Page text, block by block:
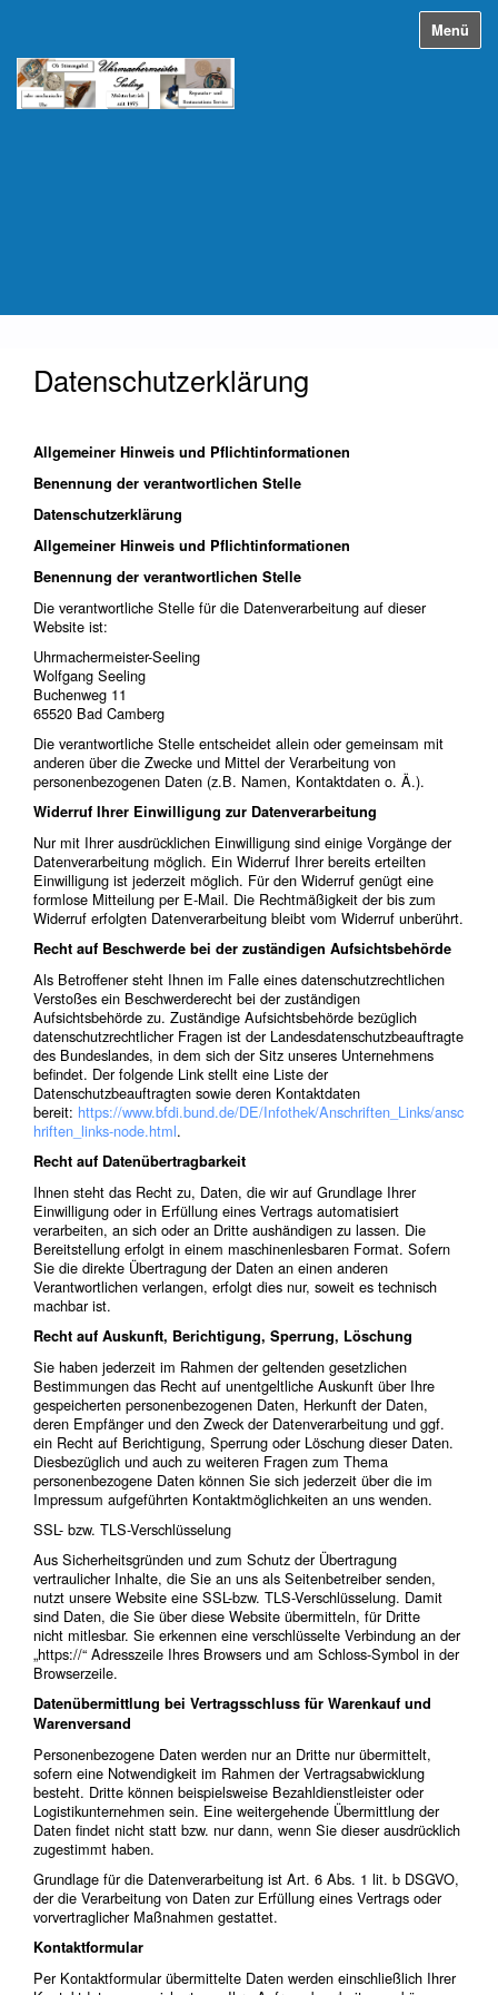
Menü
Datenschutzerklärung
Allgemeiner Hinweis und Pflichtinformationen
Benennung der verantwortlichen Stelle
Datenschutzerklärung
Allgemeiner Hinweis und Pflichtinformationen
Benennung der verantwortlichen Stelle
Die verantwortliche Stelle für die Datenverarbeitung auf dieser
Website ist:
Uhrmachermeister-Seeling
Wolfgang Seeling
Buchenweg 11
65520 Bad Camberg
Die verantwortliche Stelle entscheidet allein oder gemeinsam mit
anderen über die Zwecke und Mittel der Verarbeitung von
personenbezogenen Daten (z.B. Namen, Kontaktdaten o. Ä.).
Widerruf Ihrer Einwilligung zur Datenverarbeitung
Nur mit Ihrer ausdrücklichen Einwilligung sind einige Vorgänge der
Datenverarbeitung möglich. Ein Widerruf Ihrer bereits erteilten
Einwilligung ist jederzeit möglich. Für den Widerruf genügt eine
formlose Mitteilung per E-Mail. Die Rechtmäßigkeit der bis zum
Widerruf erfolgten Datenverarbeitung bleibt vom Widerruf unberührt.
Recht auf Beschwerde bei der zuständigen Aufsichtsbehörde
Als Betroffener steht Ihnen im Falle eines datenschutzrechtlichen
Verstoßes ein Beschwerderecht bei der zuständigen
Aufsichtsbehörde zu. Zuständige Aufsichtsbehörde bezüglich
datenschutzrechtlicher Fragen ist der Landesdatenschutzbeauftragte
des Bundeslandes, in dem sich der Sitz unseres Unternehmens
befindet. Der folgende Link stellt eine Liste der
Datenschutzbeauftragten sowie deren Kontaktdaten
bereit: https://www.bfdi.bund.de/DE/Infothek/Anschriften_Links/ansc
hriften_links-node.html.
Recht auf Datenübertragbarkeit
Ihnen steht das Recht zu, Daten, die wir auf Grundlage Ihrer
Einwilligung oder in Erfüllung eines Vertrags automatisiert
verarbeiten, an sich oder an Dritte aushändigen zu lassen. Die
Bereitstellung erfolgt in einem maschinenlesbaren Format. Sofern
Sie die direkte Übertragung der Daten an einen anderen
Verantwortlichen verlangen, erfolgt dies nur, soweit es technisch
machbar ist.
Recht auf Auskunft, Berichtigung, Sperrung, Löschung
Sie haben jederzeit im Rahmen der geltenden gesetzlichen
Bestimmungen das Recht auf unentgeltliche Auskunft über Ihre
gespeicherten personenbezogenen Daten, Herkunft der Daten,
deren Empfänger und den Zweck der Datenverarbeitung und ggf.
ein Recht auf Berichtigung, Sperrung oder Löschung dieser Daten.
Diesbezüglich und auch zu weiteren Fragen zum Thema
personenbezogene Daten können Sie sich jederzeit über die im
Impressum aufgeführten Kontaktmöglichkeiten an uns wenden.
SSL- bzw. TLS-Verschlüsselung
Aus Sicherheitsgründen und zum Schutz der Übertragung
vertraulicher Inhalte, die Sie an uns als Seitenbetreiber senden,
nutzt unsere Website eine SSL-bzw. TLS-Verschlüsselung. Damit
sind Daten, die Sie über diese Website übermitteln, für Dritte
nicht mitlesbar. Sie erkennen eine verschlüsselte Verbindung an der
„https://“ Adresszeile Ihres Browsers und am Schloss-Symbol in der
Browserzeile.
Datenübermittlung bei Vertragsschluss für Warenkauf und
Warenversand
Personenbezogene Daten werden nur an Dritte nur übermittelt,
sofern eine Notwendigkeit im Rahmen der Vertragsabwicklung
besteht. Dritte können beispielsweise Bezahldienstleister oder
Logistikunternehmen sein. Eine weitergehende Übermittlung der
Daten findet nicht statt bzw. nur dann, wenn Sie dieser ausdrücklich
zugestimmt haben.
Grundlage für die Datenverarbeitung ist Art. 6 Abs. 1 lit. b DSGVO,
der die Verarbeitung von Daten zur Erfüllung eines Vertrags oder
vorvertraglicher Maßnahmen gestattet.
Kontaktformular
Per Kontaktformular übermittelte Daten werden einschließlich Ihrer